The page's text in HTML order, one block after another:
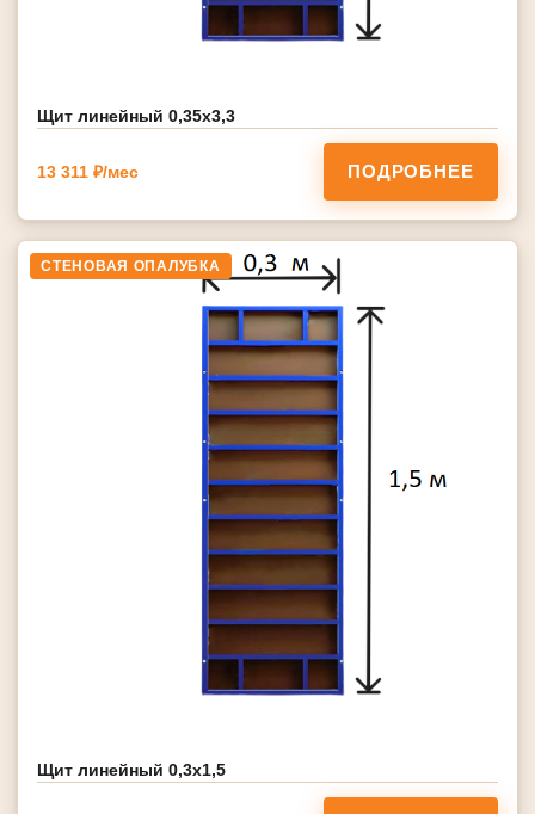
Щит линейный 0,35х3,3
13 311 ₽/мес ПОДРОБНЕЕ
СТЕНОВАЯ ОПАЛУБКА
Щит линейный 0,3х1,5